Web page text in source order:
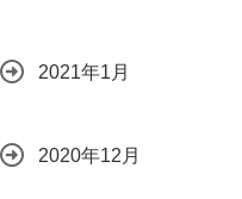
2021年1月
2020年12月